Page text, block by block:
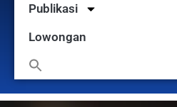
Publikasi
Lowongan